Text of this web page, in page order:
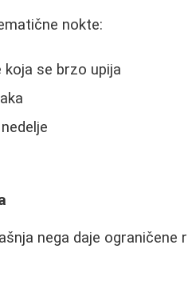
nokte:
se brzo upija
nega daje